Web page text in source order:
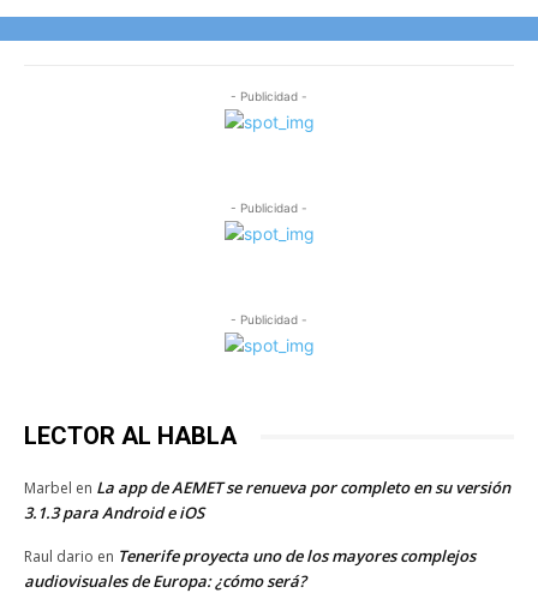
- Publicidad -
- Publicidad -
- Publicidad -
LECTOR AL HABLA
Marbel en La app de AEMET se renueva por completo en su versión
3.1.3 para Android e iOS
Raul dario en Tenerife proyecta uno de los mayores complejos
audiovisuales de Europa: ¿cómo será?